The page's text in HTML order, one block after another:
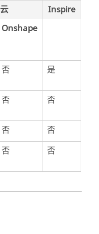
云
Inspire
Onshape
否 是
否 否
否
否
否 否